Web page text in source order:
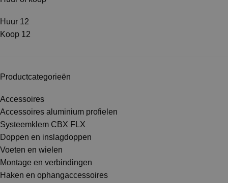
Huur 12
Koop 12
Productcategorieën
Accessoires
Accessoires aluminium profielen
Systeemklem CBX FLX
Doppen en inslagdoppen
Voeten en wielen
Montage en verbindingen
Haken en ophangaccessoires